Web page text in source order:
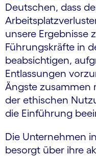
Deutschen, dass
unsere Ergebnisse
Führungskräfte in
beabsichtigen,
Entlassungen
Ängste zusammen
der ethischen
die Einführung
Die Unternehmen
besorgt über ihre